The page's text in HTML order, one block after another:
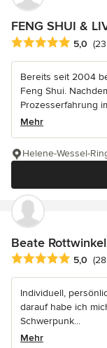
FENG SHUI &
Durchschnittliche
5,0
Bereits seit 2004
Feng Shui.
Prozesserfahrung
Mehr
Helene-Wessel-
Beate
Durchschnittliche
5,0
Individuell,
darauf habe ich
Schwerpunk...
Mehr